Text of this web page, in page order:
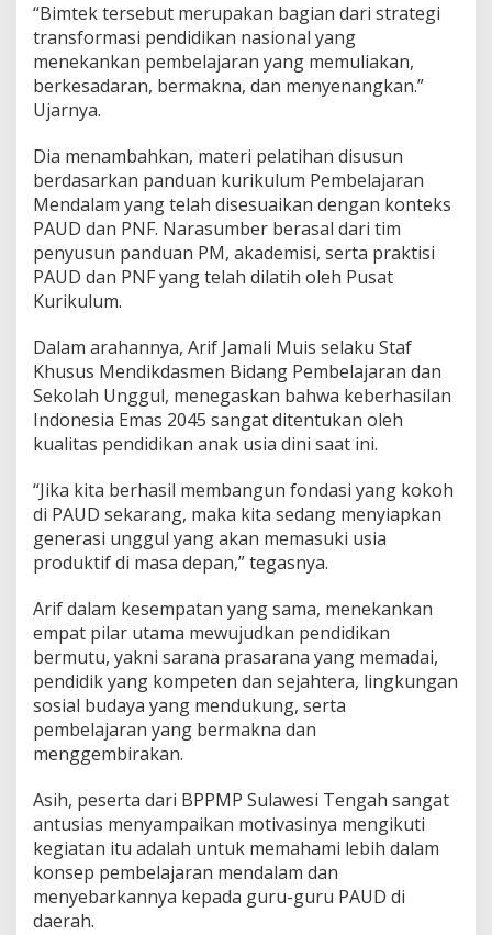
“Bimtek tersebut merupakan bagian dari strategi
transformasi pendidikan nasional yang
menekankan pembelajaran yang memuliakan,
berkesadaran, bermakna, dan menyenangkan.”
Ujarnya.
Dia menambahkan, materi pelatihan disusun
berdasarkan panduan kurikulum Pembelajaran
Mendalam yang telah disesuaikan dengan konteks
PAUD dan PNF. Narasumber berasal dari tim
penyusun panduan PM, akademisi, serta praktisi
PAUD dan PNF yang telah dilatih oleh Pusat
Kurikulum.
Dalam arahannya, Arif Jamali Muis selaku Staf
Khusus Mendikdasmen Bidang Pembelajaran dan
Sekolah Unggul, menegaskan bahwa keberhasilan
Indonesia Emas 2045 sangat ditentukan oleh
kualitas pendidikan anak usia dini saat ini.
“Jika kita berhasil membangun fondasi yang kokoh
di PAUD sekarang, maka kita sedang menyiapkan
generasi unggul yang akan memasuki usia
produktif di masa depan,” tegasnya.
Arif dalam kesempatan yang sama, menekankan
empat pilar utama mewujudkan pendidikan
bermutu, yakni sarana prasarana yang memadai,
pendidik yang kompeten dan sejahtera, lingkungan
sosial budaya yang mendukung, serta
pembelajaran yang bermakna dan
menggembirakan.
Asih, peserta dari BPPMP Sulawesi Tengah sangat
antusias menyampaikan motivasinya mengikuti
kegiatan itu adalah untuk memahami lebih dalam
konsep pembelajaran mendalam dan
menyebarkannya kepada guru-guru PAUD di
daerah.